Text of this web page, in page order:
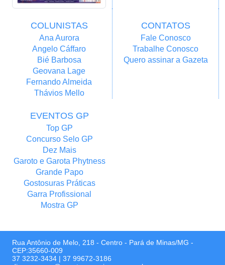
COLUNISTAS
Ana Aurora
Angelo Cáffaro
Bié Barbosa
Geovana Lage
Fernando Almeida
Thávios Mello
CONTATOS
Fale Conosco
Trabalhe Conosco
Quero assinar a Gazeta
EVENTOS GP
Top GP
Concurso Selo GP
Dez Mais
Garoto e Garota Phytness
Grande Papo
Gostosuras Práticas
Garra Profissional
Mostra GP
Rua Antônio de Melo, 218 - Centro - Pará de Minas/MG -
CEP:35660-009
37 3232-3434 | 37 99672-3186